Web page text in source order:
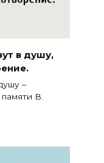
в душу,
–
В.